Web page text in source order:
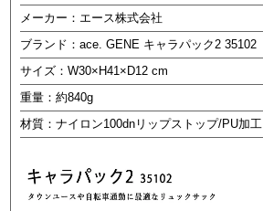
メーカー：エース株式会社
ブランド：ace. GENE キャラパック2 35102
サイズ：W30×H41×D12 cm
重量：約840g
材質：ナイロン100dnリップストップ/PU加工